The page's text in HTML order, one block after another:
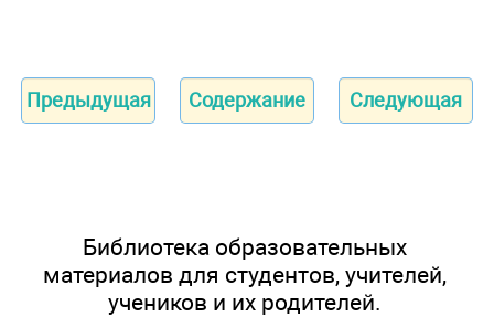
Предыдущая Содержание Следующая
Библиотека образовательных
материалов для студентов, учителей,
учеников и их родителей.